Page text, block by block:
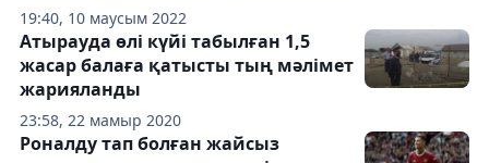
19:40, 10 маусым 2022
23:58, 22 мамыр 2020
Атырауда өлі күйі табылған 1,5
жасар балаға қатысты тың мәлімет
жарияланды
Роналду тап болған жайсыз